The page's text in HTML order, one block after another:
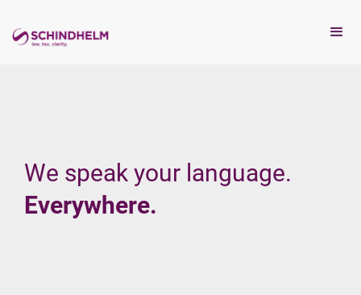
We speak your language.
Everywhere.